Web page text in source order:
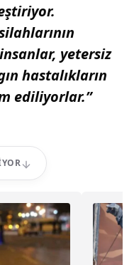
yetersiz
hastalıkların
ediliyorlar.”